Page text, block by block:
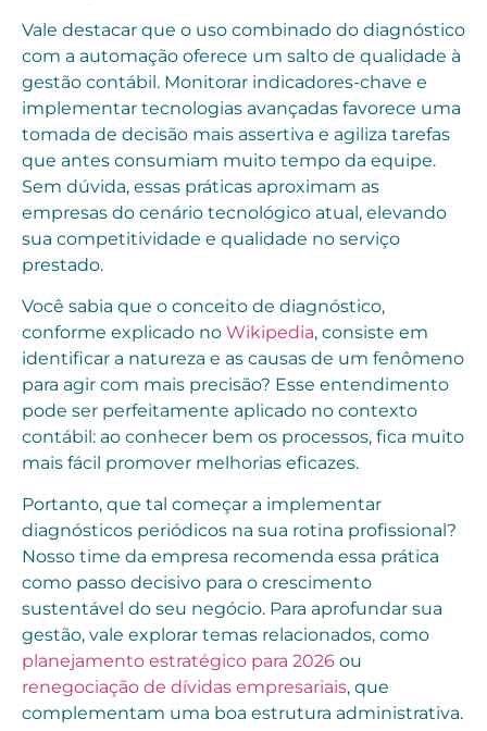
Vale destacar que o uso combinado do diagnóstico
com a automação oferece um salto de qualidade à
gestão contábil. Monitorar indicadores-chave e
implementar tecnologias avançadas favorece uma
tomada de decisão mais assertiva e agiliza tarefas
que antes consumiam muito tempo da equipe.
Sem dúvida, essas práticas aproximam as
empresas do cenário tecnológico atual, elevando
sua competitividade e qualidade no serviço
prestado.
Você sabia que o conceito de diagnóstico,
conforme explicado no Wikipedia, consiste em
identificar a natureza e as causas de um fenômeno
para agir com mais precisão? Esse entendimento
pode ser perfeitamente aplicado no contexto
contábil: ao conhecer bem os processos, fica muito
mais fácil promover melhorias eficazes.
Portanto, que tal começar a implementar
diagnósticos periódicos na sua rotina profissional?
Nosso time da empresa recomenda essa prática
como passo decisivo para o crescimento
sustentável do seu negócio. Para aprofundar sua
gestão, vale explorar temas relacionados, como
planejamento estratégico para 2026 ou
renegociação de dívidas empresariais, que
complementam uma boa estrutura administrativa.